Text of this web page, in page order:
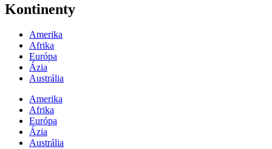
Kontinenty
Amerika
Afrika
Európa
Ázia
Austrália
Amerika
Afrika
Európa
Ázia
Austrália